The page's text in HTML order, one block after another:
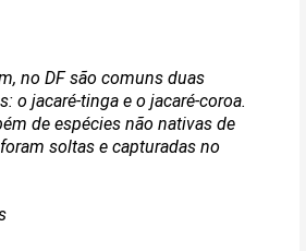
no DF são comuns duas
o jacaré-tinga e o jacaré-coroa.
de espécies não nativas de
soltas e capturadas no